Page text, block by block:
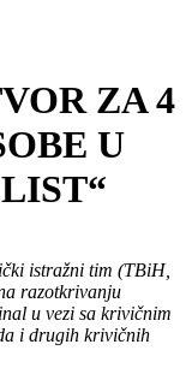
ZA 4
U
istražni tim (TBiH,
razotkrivanju
u vezi sa krivičnim
i drugih krivičnih